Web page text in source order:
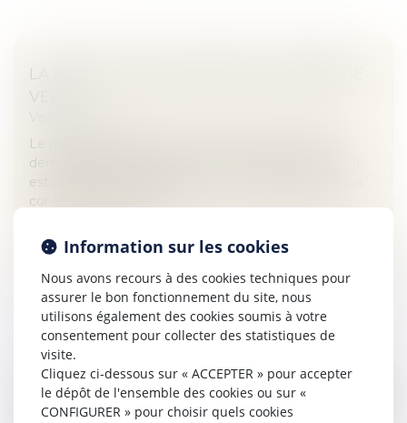
LA RESTITUTION DU DÉPÔT DE GARANTIE
VEFA
Le dépôt de garantie pour un achat en VEFA est
demandé lors de la réservation du bien immobilier. Il
est restitué aux acquéreurs en cas d’annulation, sous
conditions. Faisons le...
Lire la suite
VOL DE MARCHANDISES : MANQUEMENTS
DES DONNEURS D’ORDRE VS
MANQUEMENT DU VOITURIER
Information sur les cookies
Nous avons recours à des cookies techniques pour
assurer le bon fonctionnement du site, nous
utilisons également des cookies soumis à votre
consentement pour collecter des statistiques de
visite.
Cliquez ci-dessous sur « ACCEPTER » pour accepter
le dépôt de l'ensemble des cookies ou sur «
CONFIGURER » pour choisir quels cookies